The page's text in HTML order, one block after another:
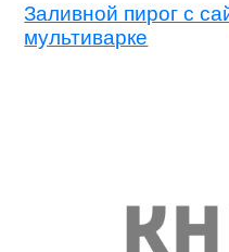
Заливной пирог с
мультиварке